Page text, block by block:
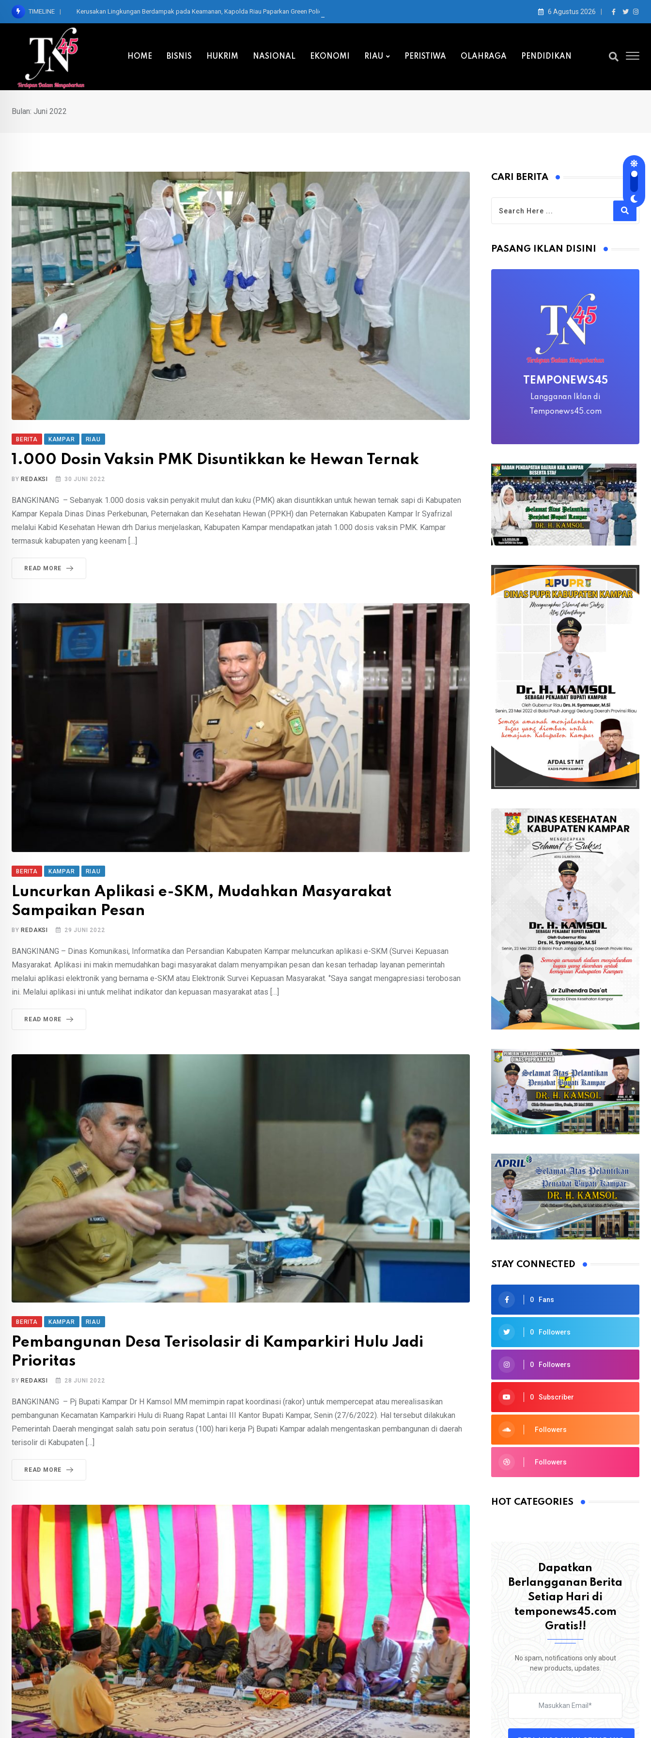
Skip
TIMELINE Kerusakan Lingkungan Berdampak pada Keamanan, Kapolda Riau Paparkan Green Policing di Forum IMT-GT 6 Agustus 2026
HOME BISNIS HUKRIM NASIONAL EKONOMI RIAU PERISTIWA OLAHRAGA PENDIDIKAN
Bulan: Juni 2022
BERITA KAMPAR RIAU
1.000 Dosin Vaksin PMK Disuntikkan ke Hewan Ternak
BY REDAKSI 30 JUNI 2022
BANGKINANG – Sebanyak 1.000 dosis vaksin penyakit mulut dan kuku (PMK) akan disuntikkan untuk hewan ternak sapi di Kabupaten
Kampar Kepala Dinas Dinas Perkebunan, Peternakan dan Kesehatan Hewan (PPKH) dan Peternakan Kabupaten Kampar Ir Syafrizal
melalui Kabid Kesehatan Hewan drh Darius menjelaskan, Kabupaten Kampar mendapatkan jatah 1.000 dosis vaksin PMK. Kampar
termasuk kabupaten yang keenam […]
READ MORE
BERITA KAMPAR RIAU
Luncurkan Aplikasi e-SKM, Mudahkan Masyarakat
Sampaikan Pesan
BYREDAKSI 29 JUNI 2022
BANGKINANG – Dinas Komunikasi, Informatika dan Persandian Kabupaten Kampar meluncurkan aplikasi e-SKM (Survei Kepuasan
Masyarakat. Aplikasi ini makin memudahkan bagi masyarakat dalam menyampikan pesan dan kesan terhadap layanan pemerintah
melalui aplikasi elektronik yang bernama e-SKM atau Elektronik Survei Kepuasan Masyarakat. ‘’Saya sangat mengapresiasi terobosan
ini. Melalui aplikasi ini untuk melihat indikator dan kepuasan masyarakat atas […]
READ MORE
BERITA KAMPAR RIAU
Pembangunan Desa Terisolasir di Kamparkiri Hulu Jadi
Prioritas
BY REDAKSI 28 JUNI 2022
BANGKINANG – Pj Bupati Kampar Dr H Kamsol MM memimpin rapat koordinasi (rakor) untuk mempercepat atau merealisasikan
pembangunan Kecamatan Kamparkiri Hulu di Ruang Rapat Lantai III Kantor Bupati Kampar, Senin (27/6/2022). Hal tersebut dilakukan
Pemerintah Daerah mengingat salah satu poin seratus (100) hari kerja Pj Bupati Kampar adalah mengentaskan pembangunan di daerah
terisolir di Kabupaten […]
READ MORE
CARI BERITA
PASANG IKLAN DISINI
TEMPONEWS45
Langganan Iklan di
Temponews45.com
STAY CONNECTED
0 Fans
0 Followers
0 Followers
0 Subscriber
Followers
Followers
HOT CATEGORIES
Dapatkan
Berlangganan Berita
Setiap Hari di
temponews45.com
Gratis!!
No spam, notifications only about
new products, updates.